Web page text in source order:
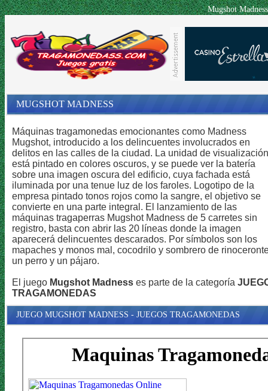
Mugshot
MUGSHOT MADNESS
Máquinas tragamonedas emocionantes como Madness
Mugshot, introducido a los delincuentes involucrados en
delitos en las calles de la ciudad. La unidad de visualización
está pintado en colores oscuros, y se puede ver la batería
sobre una imagen oscura del edificio, cuya fachada está
iluminada por una tenue luz de los faroles. Logotipo de la
empresa pintado tonos rojos como la sangre, el objetivo se
convierte en una parte integral. El lanzamiento de las
máquinas tragaperras Mugshot Madness de 5 carretes sin
registro, basta con abrir las 20 líneas donde la imagen
aparecerá delincuentes descarados. Por símbolos son los
mapaches y monos mal, cocodrilo y sombrero de
un perro y un pájaro.
El juego Mugshot Madness es parte de la categoría
TRAGAMONEDAS
JUEGO MUGSHOT MADNESS - JUEGOS TRAGAMONEDAS